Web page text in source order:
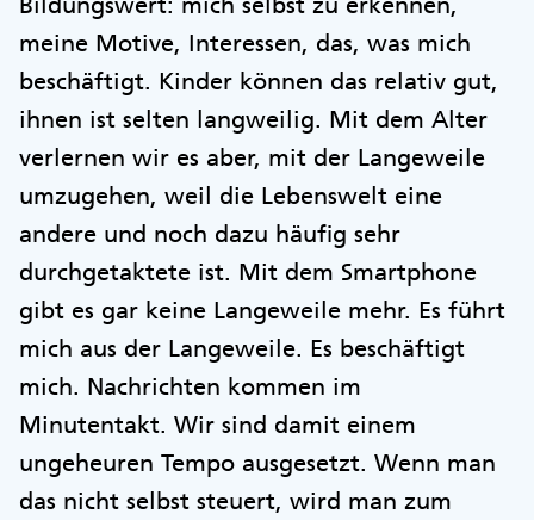
meine Motive, Interessen, das, was mich
beschäftigt. Kinder können das relativ gut,
ihnen ist selten langweilig. Mit dem Alter
verlernen wir es aber, mit der Langeweile
umzugehen, weil die Lebenswelt eine
andere und noch dazu häufig sehr
durchgetaktete ist. Mit dem Smartphone
gibt es gar keine Langeweile mehr. Es führt
mich aus der Langeweile. Es beschäftigt
mich. Nachrichten kommen im
Minutentakt. Wir sind damit einem
ungeheuren Tempo ausgesetzt. Wenn man
das nicht selbst steuert, wird man zum